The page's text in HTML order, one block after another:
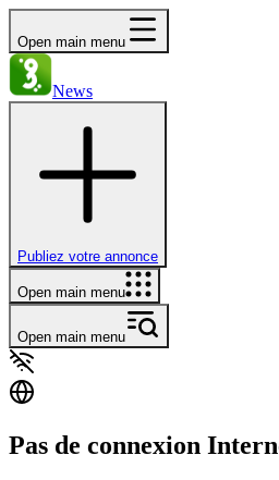
Open main menu
News
Publiez votre annonce
Open main menu
Open main menu
Pas de connexion